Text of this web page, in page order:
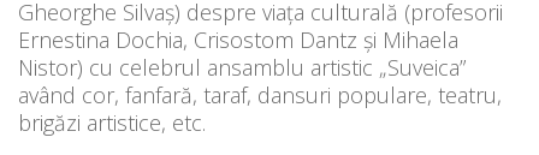
Gheorghe Silvaș) despre viața culturală (profesorii
Ernestina Dochia, Crisostom Dantz și Mihaela
Nistor) cu celebrul ansamblu artistic „Suveica”
având cor, fanfară, taraf, dansuri populare, teatru,
brigăzi artistice, etc.